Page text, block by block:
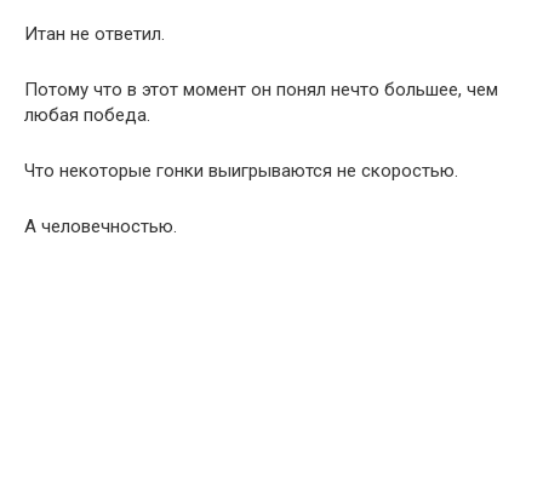
Итан не ответил.
Потому что в этот момент он понял нечто большее, чем
любая победа.
Что некоторые гонки выигрываются не скоростью.
А человечностью.